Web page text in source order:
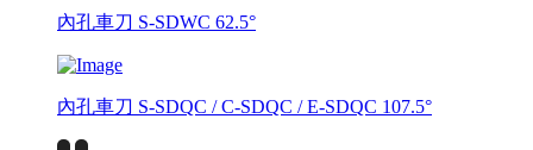
內孔車刀 S-SDWC 62.5°
內孔車刀 S-SDQC / C-SDQC / E-SDQC 107.5°